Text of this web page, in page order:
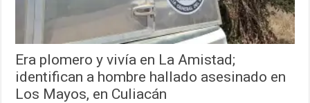
Era plomero y vivía en La Amistad;
identifican a hombre hallado asesinado en
Los Mayos, en Culiacán